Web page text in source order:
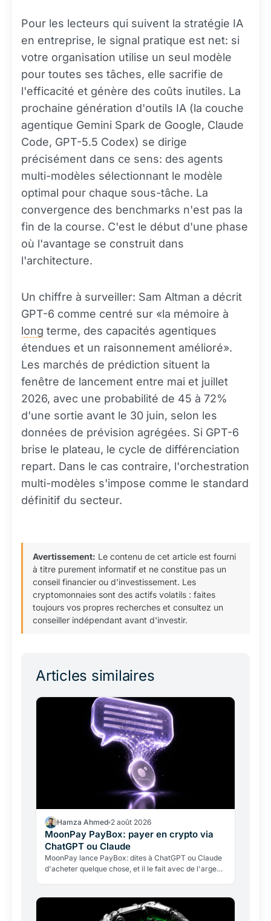
Pour les lecteurs qui suivent la stratégie IA
en entreprise, le signal pratique est net: si
votre organisation utilise un seul modèle
pour toutes ses tâches, elle sacrifie de
l'efficacité et génère des coûts inutiles. La
prochaine génération d'outils IA (la couche
agentique Gemini Spark de Google, Claude
Code, GPT-5.5 Codex) se dirige
précisément dans ce sens: des agents
multi-modèles sélectionnant le modèle
optimal pour chaque sous-tâche. La
convergence des benchmarks n'est pas la
fin de la course. C'est le début d'une phase
où l'avantage se construit dans
l'architecture.
Un chiffre à surveiller: Sam Altman a décrit
GPT-6 comme centré sur «la mémoire à
long terme, des capacités agentiques
étendues et un raisonnement amélioré».
Les marchés de prédiction situent la
fenêtre de lancement entre mai et juillet
2026, avec une probabilité de 45 à 72%
d'une sortie avant le 30 juin, selon les
données de prévision agrégées. Si GPT-6
brise le plateau, le cycle de différenciation
repart. Dans le cas contraire, l'orchestration
multi-modèles s'impose comme le standard
définitif du secteur.
Avertissement: Le contenu de cet article est fourni
à titre purement informatif et ne constitue pas un
conseil financier ou d'investissement. Les
cryptomonnaies sont des actifs volatils : faites
toujours vos propres recherches et consultez un
conseiller indépendant avant d'investir.
Articles similaires
Hamza Ahmed 2 août 2026
MoonPay PayBox: payer en crypto via
ChatGPT ou Claude
MoonPay lance PayBox: dites à ChatGPT ou Claude
d'acheter quelque chose, et il le fait avec de l'argent